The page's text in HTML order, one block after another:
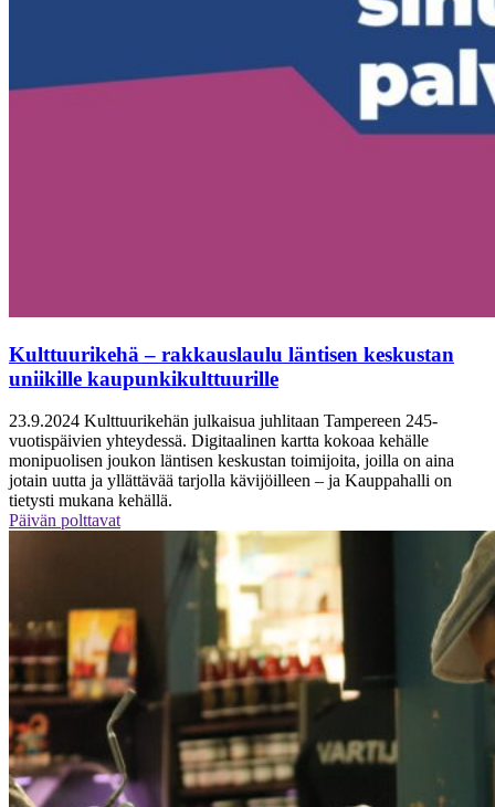
Kulttuurikehä – rakkauslaulu läntisen keskustan
uniikille kaupunkikulttuurille
23.9.2024 Kulttuurikehän julkaisua juhlitaan Tampereen 245-
vuotispäivien yhteydessä. Digitaalinen kartta kokoaa kehälle
monipuolisen joukon läntisen keskustan toimijoita, joilla on aina
jotain uutta ja yllättävää tarjolla kävijöilleen – ja Kauppahalli on
tietysti mukana kehällä.
Päivän polttavat